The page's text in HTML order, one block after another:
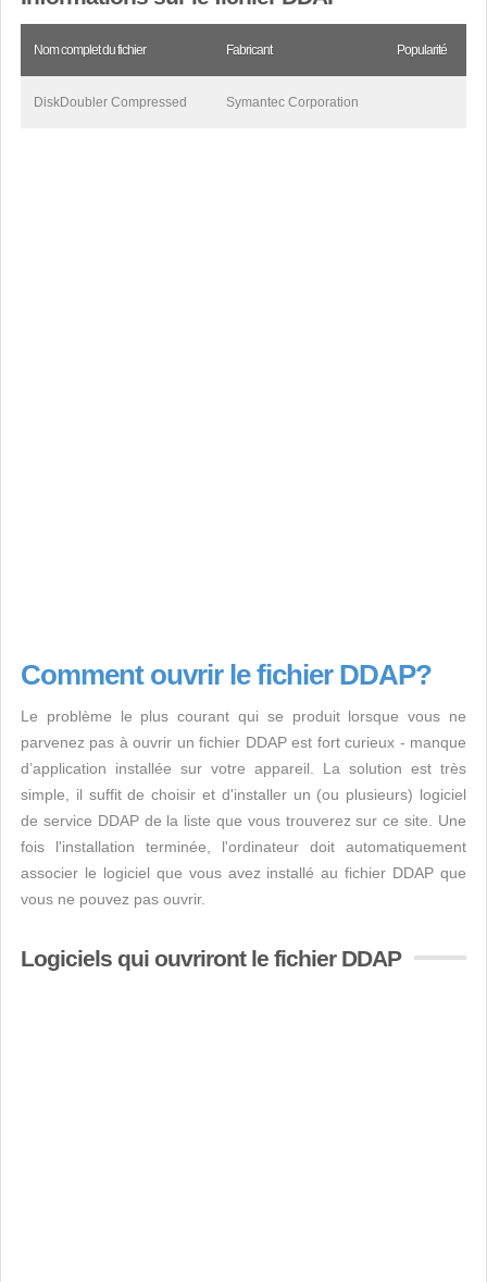
Nom complet du fichier Fabricant Popularité
DiskDoubler Compressed Symantec Corporation
Comment ouvrir le fichier DDAP?
Le problème le plus courant qui se produit lorsque vous ne
parvenez pas à ouvrir un fichier DDAP est fort curieux - manque
d’application installée sur votre appareil. La solution est très
simple, il suffit de choisir et d'installer un (ou plusieurs) logiciel
de service DDAP de la liste que vous trouverez sur ce site. Une
fois l'installation terminée, l'ordinateur doit automatiquement
associer le logiciel que vous avez installé au fichier DDAP que
vous ne pouvez pas ouvrir.
Logiciels qui ouvriront le fichier DDAP